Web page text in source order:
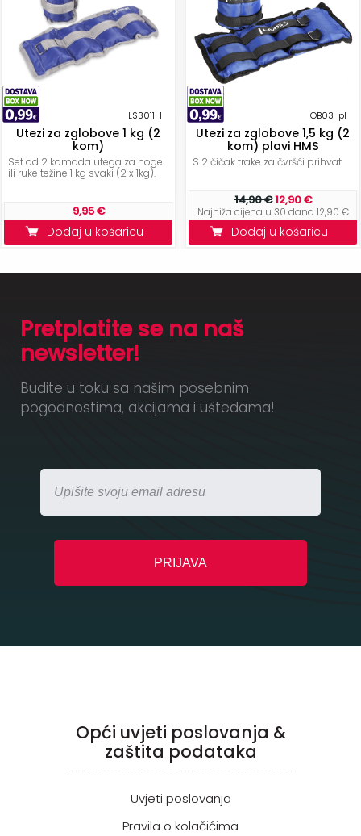
LS3011-1
Utezi za zglobove 1 kg (2
kom)
Set od 2 komada utega za noge
ili ruke težine 1 kg svaki (2 x 1kg).
9,95 €
Dodaj u košaricu
OB03-pl
Utezi za zglobove 1,5 kg (2
kom) plavi HMS
S 2 čičak trake za čvršći prihvat
14,90 €12,90 €
Najniža cijena u 30 dana 12,90 €
Dodaj u košaricu
Pretplatite se na naš
newsletter!
Budite u toku sa našim posebnim
pogodnostima, akcijama i uštedama!
Opći uvjeti poslovanja &
zaštita podataka
Uvjeti poslovanja
Pravila o kolačićima